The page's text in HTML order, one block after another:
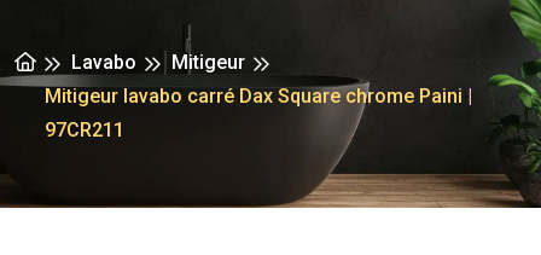
Lavabo
Mitigeur
Mitigeur lavabo carré Dax Square chrome Paini |
97CR211